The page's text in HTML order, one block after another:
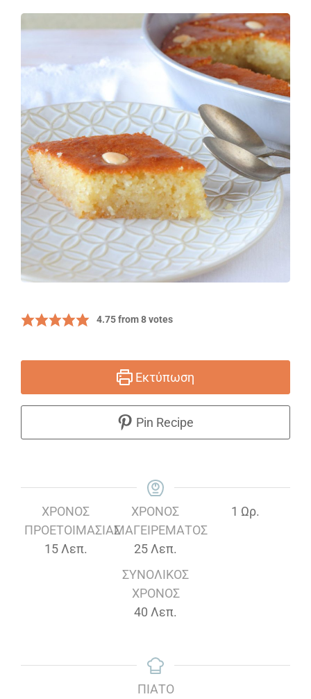
4.75from8votes
Εκτύπωση
Pin Recipe
ΧΡΌΝΟΣ
ΠΡΟΕΤΟΙΜΑΣΊΑΣ
15Λεπτά
Λεπ.
ΧΡΌΝΟΣ
ΜΑΓΕΙΡΈΜΑΤΟΣ
25Λεπτά
Λεπ.
1 Ώρα
Ωρ.
ΣΥΝΟΛΙΚΌΣ
ΧΡΌΝΟΣ
40 Λεπτά
Λεπ.
ΠΙΆΤΟ